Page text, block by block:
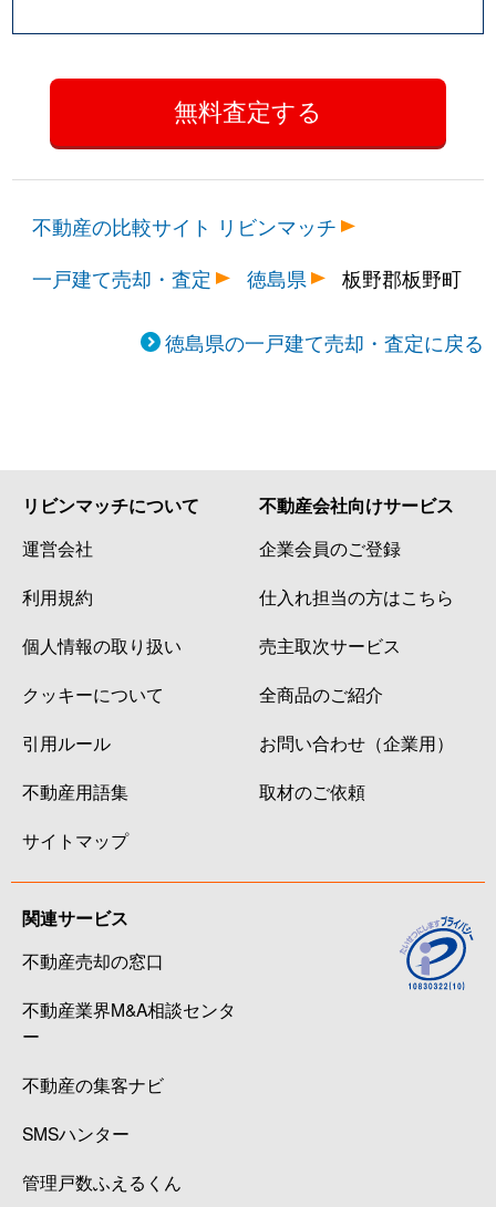
不動産の比較サイト リビンマッチ
一戸建て売却・査定
徳島県 板野郡板野町
徳島県の一戸建て売却・査定に戻る
リビンマッチについて
運営会社
利用規約
個人情報の取り扱い
クッキーについて
引用ルール
不動産用語集
サイトマップ
不動産会社向けサービス
企業会員のご登録
仕入れ担当の方はこちら
売主取次サービス
全商品のご紹介
お問い合わせ（企業用）
取材のご依頼
関連サービス
不動産売却の窓口
不動産業界M&A相談センタ
ー
不動産の集客ナビ
SMSハンター
管理戸数ふえるくん